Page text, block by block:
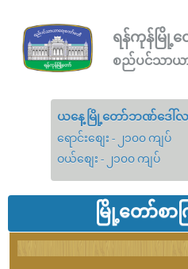
ရန်ကုန်မြို့တ
စည်ပင်သာယ
ယနေ့မြို့တော်ဘဏ်ဒေါ်လာ
ရောင်းစျေး - ၂၁၀၀ ကျပ်
ဝယ်စျေး - ၂၁၀၀ ကျပ်
မြို့တော်စ